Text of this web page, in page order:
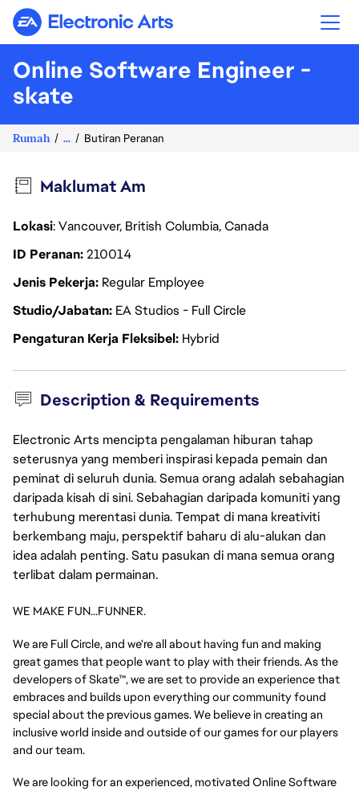
Electronic Arts
Online Software Engineer -
skate
Rumah ... Butiran Peranan
Maklumat Am
Lokasi: Vancouver, British Columbia, Canada
ID Peranan210014
Jenis Pekerja Regular Employee
Studio/Jabatan EA Studios - Full Circle
Pengaturan Kerja Fleksibel Hybrid
Description & Requirements
Electronic Arts mencipta pengalaman hiburan tahap
seterusnya yang memberi inspirasi kepada pemain dan
peminat di seluruh dunia. Semua orang adalah sebahagian
daripada kisah di sini. Sebahagian daripada komuniti yang
terhubung merentasi dunia. Tempat di mana kreativiti
berkembang maju, perspektif baharu di alu-alukan dan
idea adalah penting. Satu pasukan di mana semua orang
terlibat dalam permainan.
WE MAKE FUN...FUNNER.
We are Full Circle, and we're all about having fun and making
great games that people want to play with their friends. As the
developers of Skate™, we are set to provide an experience that
embraces and builds upon everything our community found
special about the previous games. We believe in creating an
inclusive world inside and outside of our games for our players
and our team.
We are looking for an experienced, motivated Online Software